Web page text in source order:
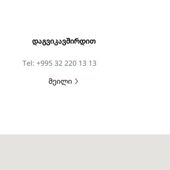
ᲓᲐᲒᲕᲘᲙᲐᲕᲨᲘᲠᲓᲘᲗ
Tel: +995 32 220 13 13
მეილი